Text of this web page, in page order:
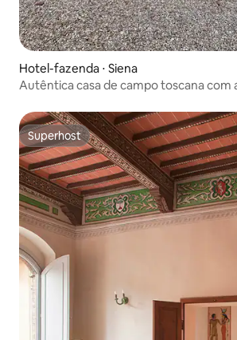
Hotel-fazenda ⋅ Siena
Autêntica casa de campo toscana com
Superhost
Superhost